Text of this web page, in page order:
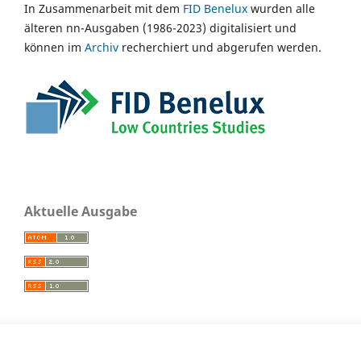
In Zusammenarbeit mit dem FID Benelux wurden alle
älteren nn-Ausgaben (1986-2023) digitalisiert und
können im Archiv recherchiert und abgerufen werden.
Aktuelle Ausgabe